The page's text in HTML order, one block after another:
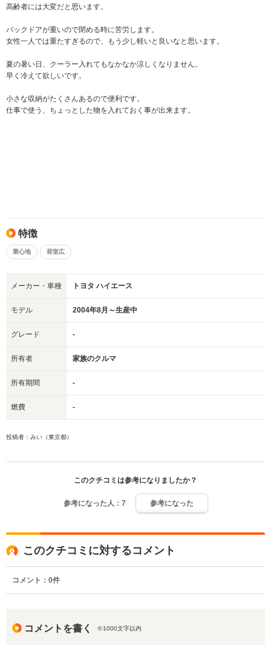
高齢者には大変だと思います。
バックドアが重いので閉める時に苦労します。
女性一人では重たすぎるので、もう少し軽いと良いなと思います。
夏の暑い日、クーラー入れてもなかなか涼しくなりません。
早く冷えて欲しいです。
小さな収納がたくさんあるので便利です。
仕事で使う、ちょっとした物を入れておく事が出来ます。
特徴
乗心地 荷室広
メーカー・車種 トヨタ ハイエース
モデル 2004年8月～生産中
グレード -
所有者 家族のクルマ
所有期間 -
燃費 -
投稿者：みい（東京都）
このクチコミは参考になりましたか？
参考になった人： 7 参考になった
このクチコミに対するコメント
コメント： 0件
コメントを書く ※1000文字以内